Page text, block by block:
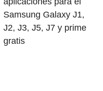
Samsung Galaxy J1,
J2, J3, J5, J7 y prime
gratis